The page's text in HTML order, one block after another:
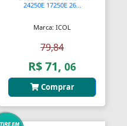
24250E 17250E 26...
Marca: ICOL
79,84
R$ 71, 06
Comprar